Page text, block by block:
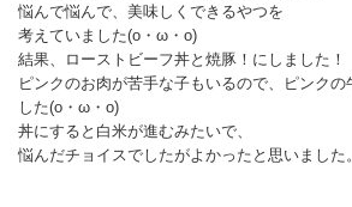
悩んで悩んで、美味しくできるやつを
考えていました(o・ω・o)
結果、ローストビーフ丼と焼豚！にしました！
ピンクのお肉が苦手な子もいるので、ピンクの
した(o・ω・o)
丼にすると白米が進むみたいで、
悩んだチョイスでしたがよかったと思いました。